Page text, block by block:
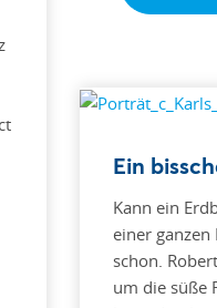
Ein
Kann ein
einer
schon.
um die süße